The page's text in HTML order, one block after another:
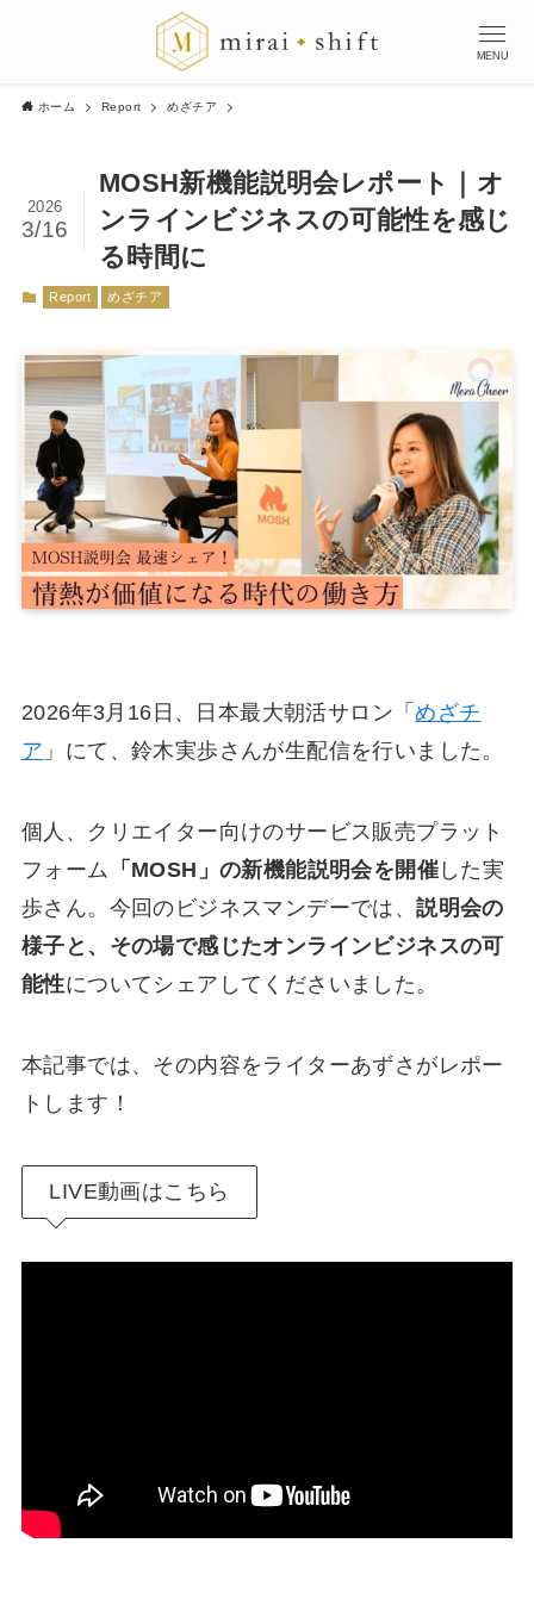
MENU
ホーム Report めざチア
MOSH新機能説明会レポート｜オ
ンラインビジネスの可能性を感じ
る時間に
2026
3/16
Report めざチア
2026年3月16日、日本最大朝活サロン「めざチ
ア 」にて、鈴木実歩さんが生配信を行いました。
個人、クリエイター向けのサービス販売プラット
フォーム 「MOSH」の新機能説明会を開催した実
歩さん。今回のビジネスマンデーでは、説明会の
様子と、その場で感じたオンラインビジネスの可
能性についてシェアしてくださいました。
本記事では、その内容をライターあずさがレポー
トします！
LIVE動画はこちら